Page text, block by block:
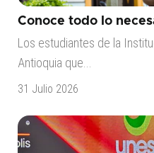
Conoce todo lo
Los estudiantes de la
Antioquia que...
31 Julio 2026